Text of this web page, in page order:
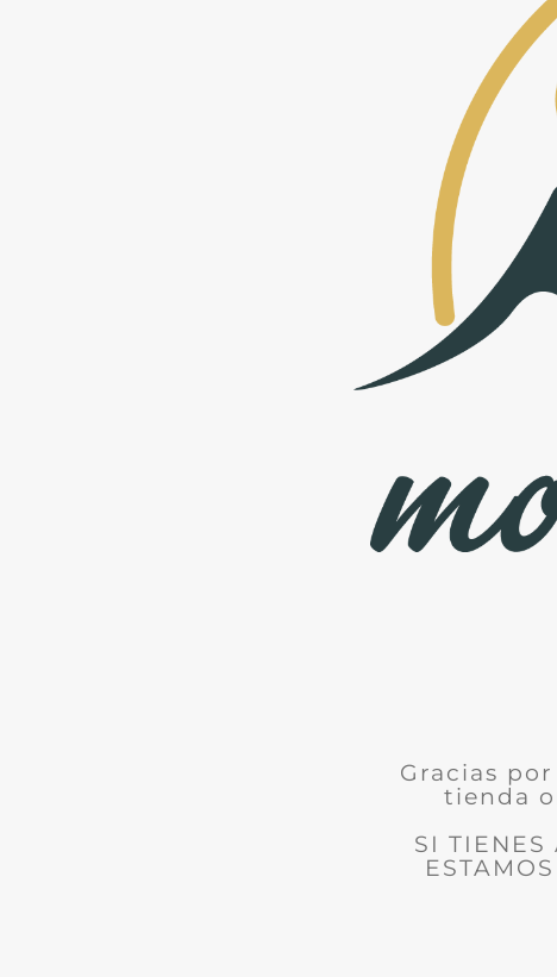
Gracias
tienda
SI TIENES